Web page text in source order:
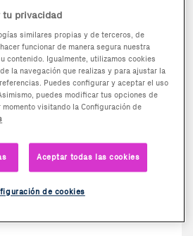
tu privacidad
similares propias y de terceros, de
funcionar de manera segura nuestra
contenido. Igualmente, utilizamos cookies
la navegación que realizas y para ajustar la
Puedes configurar y aceptar el uso
puedes modificar tus opciones de
visitando la Configuración de
Aceptar todas las cookies
de cookies